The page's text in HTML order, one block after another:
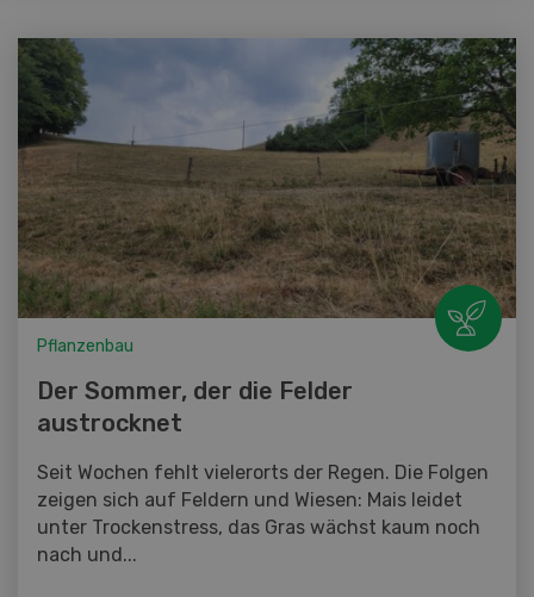
Pflanzenbau
Der Sommer, der die Felder
austrocknet
Seit Wochen fehlt vielerorts der Regen. Die Folgen
zeigen sich auf Feldern und Wiesen: Mais leidet
unter Trockenstress, das Gras wächst kaum noch
nach und...